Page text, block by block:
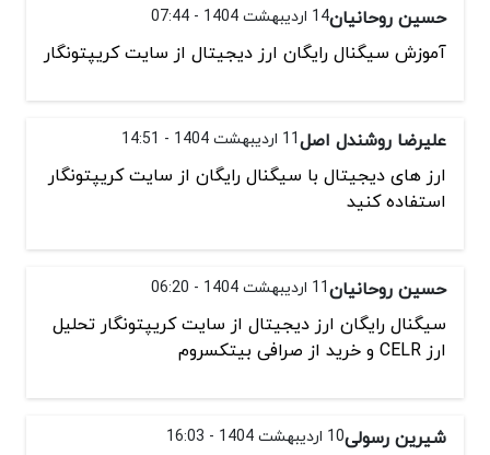
حسين روحانيان14 اردیبهشت 1404 - 07:44
آموزش سیگنال رایگان ارز دیجیتال از سایت کریپتونگار
علیرضا روشندل اصل11 اردیبهشت 1404 - 14:51
ارز های دیجیتال با سیگنال رایگان از سایت کریپتونگار
استفاده کنید
حسين روحانيان11 اردیبهشت 1404 - 06:20
سیگنال رایگان ارز دیجیتال از سایت کریپتونگار تحلیل
ارز CELR و خرید از صرافی بیتکسروم
شیرین رسولی10 اردیبهشت 1404 - 16:03